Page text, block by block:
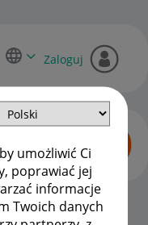
umożliwić Ci
poprawiać jej
informacje
Twoich danych
Zaloguj
OPCJE